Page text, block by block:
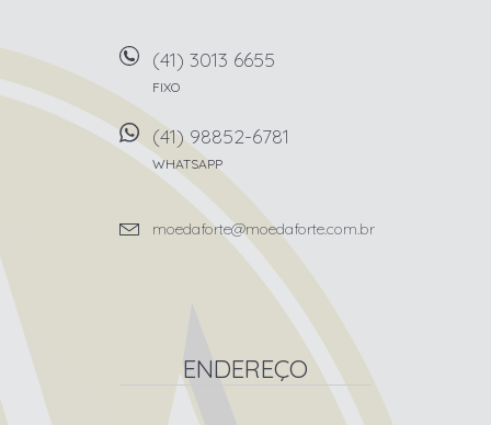
(41) 3013 6655
FIXO
(41) 98852-6781
WHATSAPP
moedaforte@moedaforte.com.br
ENDEREÇO